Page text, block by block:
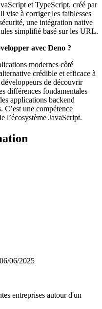
et TypeScript, créé par
vise à corriger les faiblesses
une intégration native
simplifié basé sur les URL.
avec Deno ?
modernes côté
crédible et efficace à
de découvrir
différences fondamentales
applications backend
C’est une compétence
l’écosystème JavaScript.
06/06/2025
entreprises autour d'un